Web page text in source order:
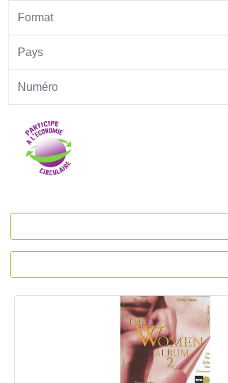
Format
Pays
Numéro